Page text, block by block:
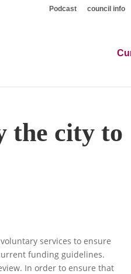
Podcast council info
the city to
services to ensure
funding guidelines.
In order to ensure that